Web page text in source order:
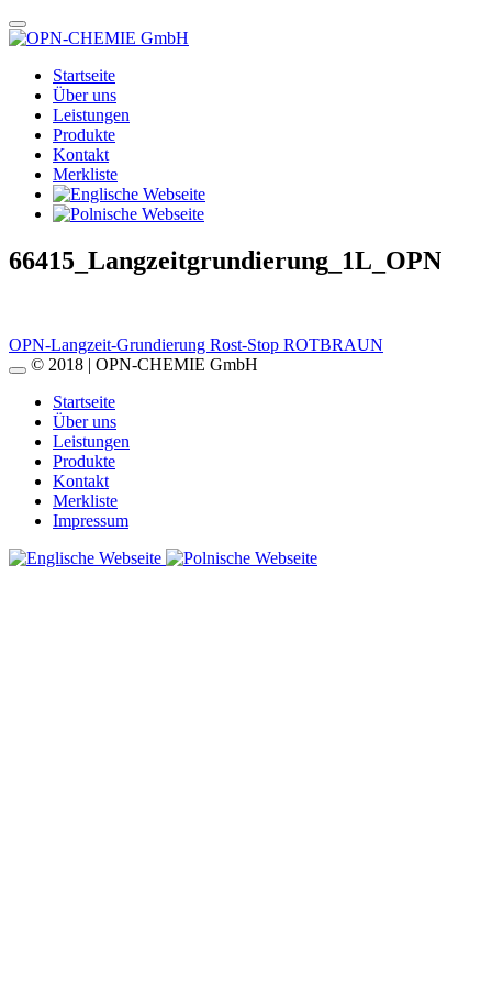
Startseite
Über uns
Leistungen
Produkte
Kontakt
Merkliste
66415_Langzeitgrundierung_1L_OPN
Beitragsnavigation
OPN-Langzeit-Grundierung Rost-Stop ROTBRAUN
© 2018 | OPN-CHEMIE GmbH
Startseite
Über uns
Leistungen
Produkte
Kontakt
Merkliste
Impressum